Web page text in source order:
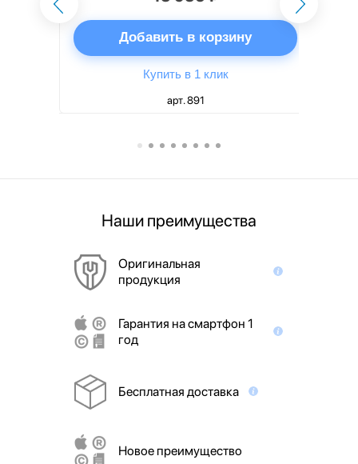
Добавить в корзину
Купить в 1 клик
арт. 891
Наши преимущества
Оригинальная
продукция
Гарантия на смартфон 1
год
Бесплатная доставка
Новое преимущество